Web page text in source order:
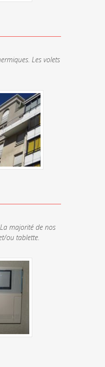
Les volets
majorité de nos
ou tablette.